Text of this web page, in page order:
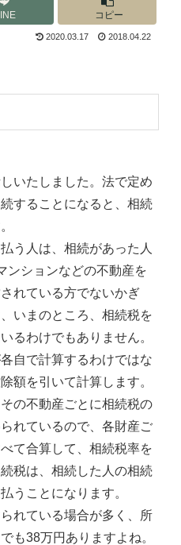
コピー
2020.03.17 2018.04.22
いたしました。法で定め
することになると、相続
う人は、相続があった人
ンションなどの不動産を
れている方でないかぎ
いまのところ、相続税を
るわけでもありません。
自で計算するわけではな
額を引いて計算します。
の不動産ごとに相続税の
れているので、各財産ご
て合算して、相続税率を
税は、相続した人の相続
うことになります。
れている場合が多く、所
も38万円ありますよね。